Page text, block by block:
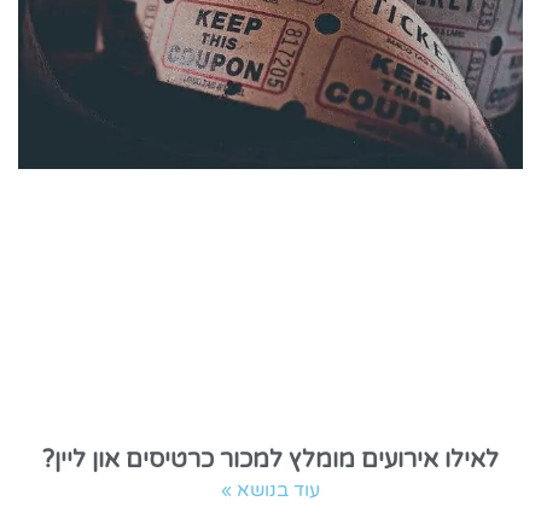
לאילו אירועים מומלץ למכור כרטיסים און ליין?
עוד בנושא »